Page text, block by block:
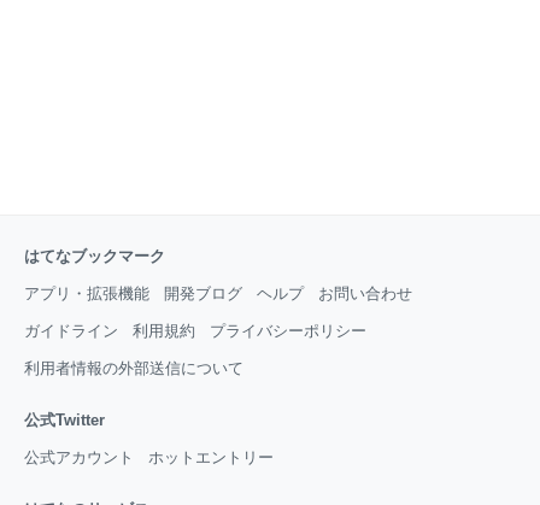
はてなブックマーク
アプリ・拡張機能 開発ブログ ヘルプ お問い合わせ
ガイドライン 利用規約 プライバシーポリシー
利用者情報の外部送信について
公式Twitter
公式アカウント ホットエントリー